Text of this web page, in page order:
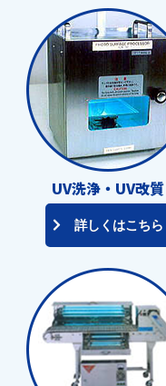
UV洗浄・UV改質
詳しくはこちら